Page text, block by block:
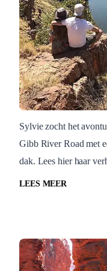
Australië
Sylvie zocht
en ontdekte
Sylvie zocht het
Gibb River Road met
dak. Lees hier haar
LEES MEER